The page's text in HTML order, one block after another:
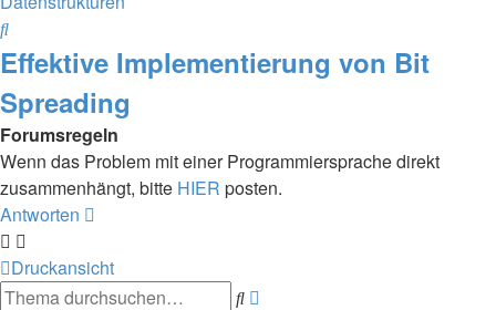
Suche
Effektive Implementierung von Bit
Spreading
Forumsregeln
Wenn das Problem mit einer Programmiersprache direkt
zusammenhängt, bitte HIER posten.
Antworten
Druckansicht
Suche